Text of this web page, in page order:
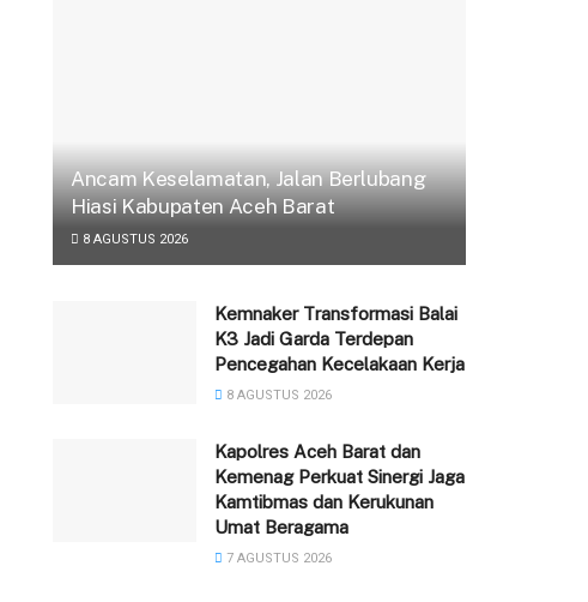
Ancam Keselamatan, Jalan Berlubang
Hiasi Kabupaten Aceh Barat
8 AGUSTUS 2026
‎Kemnaker Transformasi Balai
K3 Jadi Garda Terdepan
Pencegahan Kecelakaan Kerja
8 AGUSTUS 2026
Kapolres Aceh Barat dan
Kemenag Perkuat Sinergi Jaga
Kamtibmas dan Kerukunan
Umat Beragama
7 AGUSTUS 2026